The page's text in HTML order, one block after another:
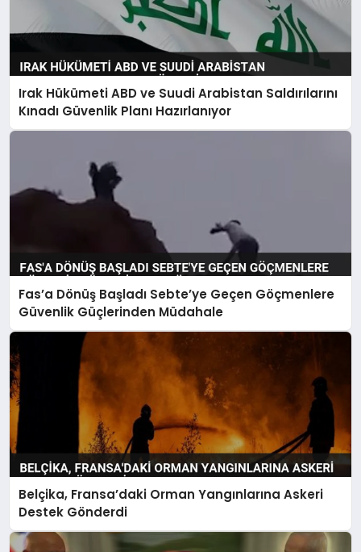
Irak Hükümeti ABD ve Suudi Arabistan Saldırılarını
Kınadı Güvenlik Planı Hazırlanıyor
Fas’a Dönüş Başladı Sebte’ye Geçen Göçmenlere
Güvenlik Güçlerinden Müdahale
Belçika, Fransa’daki Orman Yangınlarına Askeri
Destek Gönderdi